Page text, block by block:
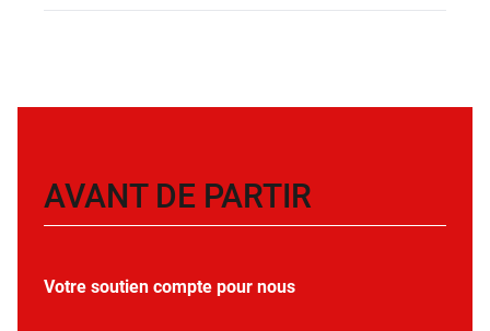
AVANT DE PARTIR
Votre soutien compte pour nous